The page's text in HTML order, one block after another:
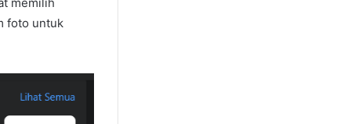
foto untuk